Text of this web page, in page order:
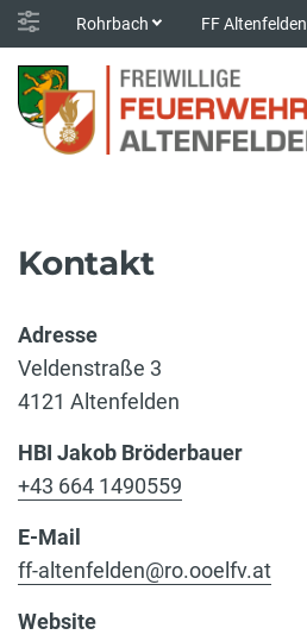
Rohrbach FF Altenfelden
Kontakt
Adresse
Veldenstraße 3
4121 Altenfelden
HBI Jakob Bröderbauer
+43 664 1490559
E-Mail
ff-altenfelden@ro.ooelfv.at
Website